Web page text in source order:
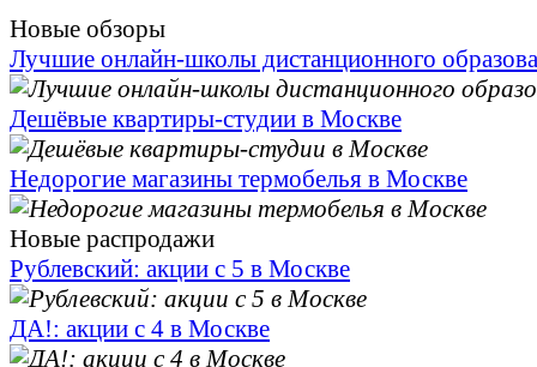
Новые обзоры
Лучшие онлайн-школы дистанционного
Дешёвые квартиры-студии в Москве
Недорогие магазины термобелья в Москве
Новые распродажи
Рублевский: акции с 5 в Москве
ДА!: акции с 4 в Москве